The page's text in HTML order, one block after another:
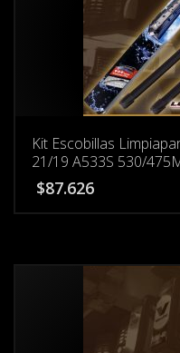
Kit Escobillas
21/19 A533S 530/
$87.626